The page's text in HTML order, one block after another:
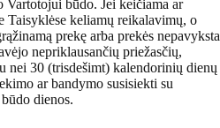
Vartotojui būdo. Jei keičiama ar
Taisyklėse keliamų reikalavimų, o
prekę arba prekės nepavyksta
nepriklausančių priežasčių,
nei 30 (trisdešimt) kalendorinių dienų
ar bandymo susisiekti su
dienos.